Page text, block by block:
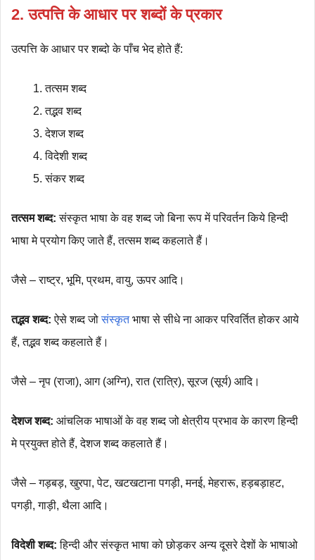
2.उत्पत्ति के आधार पर शब्दों के प्रकार
उत्पत्ति के आधार पर शब्दो के पाँच भेद होते हैं:
तत्सम शब्द
तद्भव शब्द
देशज शब्द
विदेशी शब्द
संकर शब्द
तत्सम शब्द:संस्कृत भाषा के वह शब्द जो बिना रूप में परिवर्तन किये हिन्दी
भाषा मे प्रयोग किए जाते हैं, तत्सम शब्द कहलाते हैं।
जैसे – राष्ट्र, भूमि, प्रथम, वायु, ऊपर आदि।
तद्भव शब्द:ऐसे शब्द जोसंस्कृतभाषा से सीधे ना आकर परिवर्तित होकर आये
हैं, तद्भव शब्द कहलाते हैं।
जैसे – नृप (राजा), आग (अग्नि), रात (रात्रि), सूरज (सूर्य) आदि।
देशज शब्द: आंचलिक भाषाओं के वह शब्द जो क्षेत्रीय प्रभाव के कारण हिन्दी
मे प्रयुक्त होते हैं, देशज शब्द कहलाते हैं।
जैसे – गड़बड़, खुरपा, पेट, खटखटाना पगड़ी, मनई, मेहरारू, हड़बड़ाहट,
पगड़ी, गाड़ी, थैला आदि।
विदेशी शब्द:हिन्दी और संस्कृत भाषा को छोड़कर अन्य दूसरे देशों के भाषाओ